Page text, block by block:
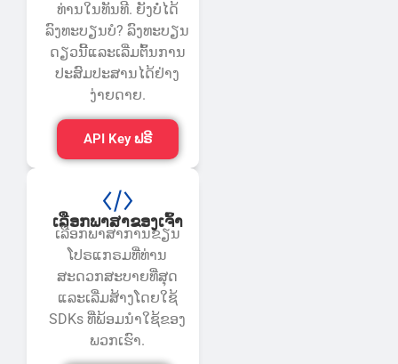
ທ່ານໃນທັນທີ. ຍັງບໍ່ໄດ້
ລົງທະບຽນບໍ? ລົງ​ທະ​ບຽນ​
ດຽວ​ນີ້​ແລະ​ເລີ່ມ​ຕົ້ນ​ການ​
ປະ​ສົມ​ປະ​ສານ​ໄດ້​ຢ່າງ​
ງ່າຍ​ດາຍ​.
API Key ຟຣີ
ເລືອກພາສາຂອງເຈົ້າ
ເລືອກພາສາການຂຽນ
ໂປຣແກຣມທີ່ທ່ານ
ສະດວກສະບາຍທີ່ສຸດ
ແລະເລີ່ມສ້າງໂດຍໃຊ້
SDKs ທີ່ພ້ອມນຳໃຊ້ຂອງ
ພວກເຮົາ.